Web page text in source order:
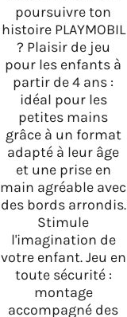
poursuivre ton
histoire PLAYMOBIL
? Plaisir de jeu
pour les enfants à
partir de 4 ans :
idéal pour les
petites mains
grâce à un format
adapté à leur âge
et une prise en
main agréable avec
des bords arrondis.
Stimule
l'imagination de
votre enfant. Jeu en
toute sécurité :
montage
accompagné des